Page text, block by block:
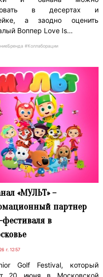
в десертах и
а заодно оценить
Воппер Love Is…
#Коллаборации
«МУЛЬТ» –
партнер
в
г. 12:57
Golf Festival, который
20 июня в Московской